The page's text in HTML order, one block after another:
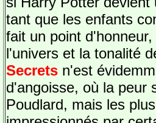
tant que les enfants
fait un point
l'univers et la tonalité
Secrets n'est
d'angoisse, où la peur
Poudlard, mais les